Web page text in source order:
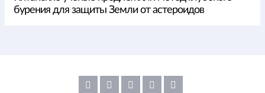
бурения для защиты Земли от астероидов